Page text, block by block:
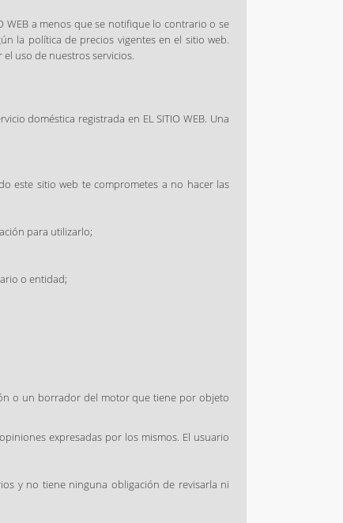
WEB a menos que se notifique lo contrario o se
la política de precios vigentes en el sitio web.
el uso de nuestros servicios.
doméstica registrada en EL SITIO WEB. Una
este sitio web te comprometes a no hacer las
para utilizarlo;
o entidad;
o un borrador del motor que tiene por objeto
expresadas por los mismos. El usuario
y no tiene ninguna obligación de revisarla ni